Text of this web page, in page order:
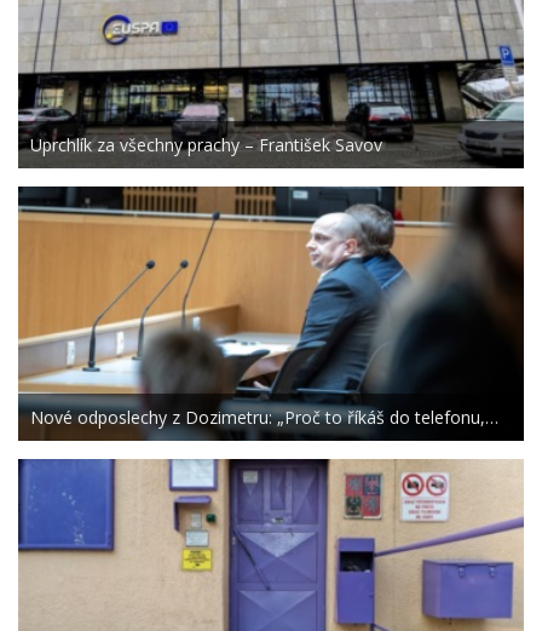
Uprchlík za všechny prachy – František Savov
Nové odposlechy z Dozimetru: „Proč to říkáš do telefonu,…